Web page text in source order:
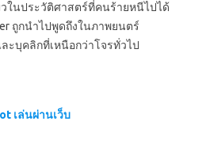
วในประวัติศาสตร์ที่คนร้ายหนีไปได้
ถูกนำไปพูดถึงในภาพยนตร์
ะบุคลิกที่เหนือกว่าโจรทั่วไป
เล่นผ่านเว็บ